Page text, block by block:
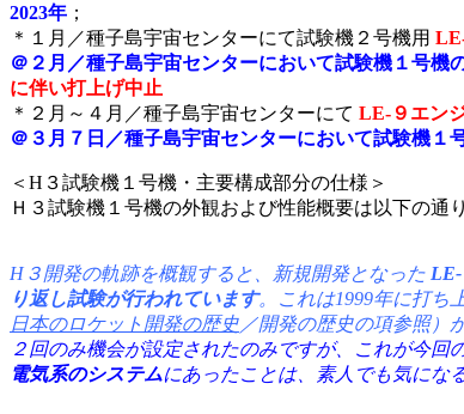
2023年 ；
＊１月／種子島宇宙センターにて試験機２号機用
＠２月／種子島宇宙センターにおいて試験機１号機
に伴い打上げ中止
＊２月～４月／種子島宇宙センターにて LE-９エン
＠３月７日／種子島宇宙センターにおいて試験機１
＜H３試験機１号機・主要構成部分の仕様＞
Ｈ３試験機１号機の外観および性能概要は以下の通
H３開発の軌跡を概観すると、新規開発となった
り返し試験が行われています。これは1999年に打ち
日本のロケット開発の歴史／開発の歴史の項参照）
２回のみ機会が設定されたのみですが、これが今
電気系のシステムにあったことは、素人でも気にな